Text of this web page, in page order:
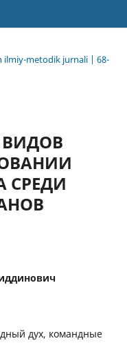
ilmiy-metodik jurnali | 68-
СРЕДИ
дух, командные